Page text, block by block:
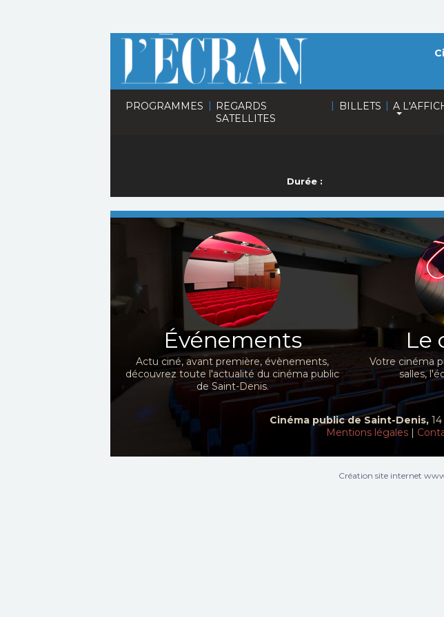
PROGRAMMES | REGARDS
SATELLITES
| BILLETS | A
Durée :
Événements
Actu ciné, avant première, évènements,
découvrez toute l'actualité du cinéma public
de Saint-Denis.
Le
Votre cinéma
salles,
Cinéma public de Saint-Denis,
Mentions légales|
Création site internet